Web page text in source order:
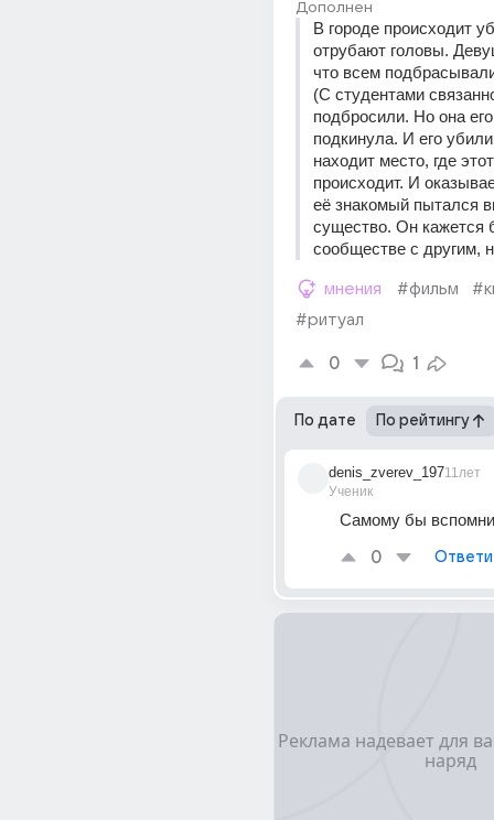
Дополнен
В городе происходит
отрубают головы.
что всем
(С студентами
подбросили. Но она
подкинула. И его
находит место, где
происходит. И
её знакомый пытался
существо. Он кажется
сообществе с другим,
мнения #фильм
#ритуал
0 1
По дате По рейтингу
denis_zverev_197
Ученик
11лет
Самому бы
0